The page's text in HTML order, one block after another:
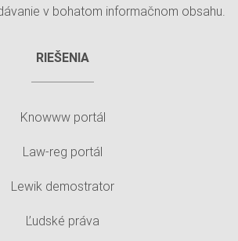
v bohatom informačnom obsahu.
RIEŠENIA
Knowww portál
Law-reg portál
Lewik demostrator
Ľudské práva